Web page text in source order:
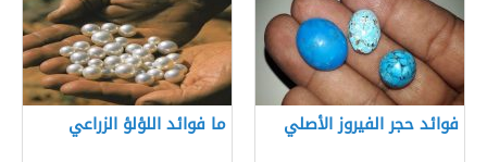
فوائد حجر الفيروز الأصلي ما فوائد اللؤلؤ الزراعي